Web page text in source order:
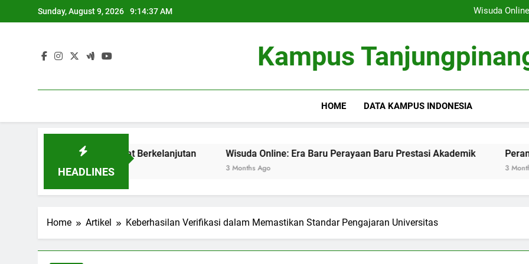
to
Sunday, August 9, 2026 9:14:38 AM
Wisuda
Peran Masyarakat
Wisuda
Peran Masyarakat dalamnya
Kampus
HOME DATA KAMPUS INDONESIA
HEADLINES
yang Bersifat Berkelanjutan Wisuda Online: Era Baru Perayaan Baru Prestasi Akademik Peran
Home Artikel Keberhasilan Verifikasi dalam Memastikan Standar Pengajaran Universitas